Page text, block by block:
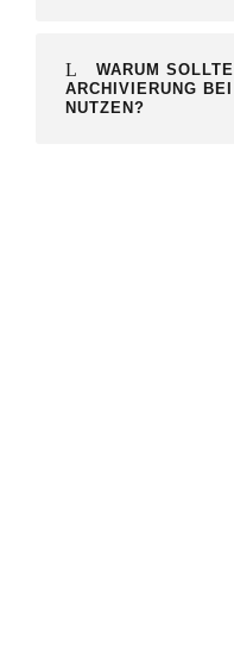
WARUM
ARCHIVIERUNG
NUTZEN?